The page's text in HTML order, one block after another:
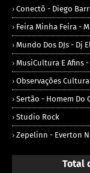
Conectô - Diego
Feira Minha Feira -
Mundo Dos DJs - Dj
MusiCultura E Afins
Observações
Sertão - Homem Do
Studio Rock
Zepelinn - Everton
Total